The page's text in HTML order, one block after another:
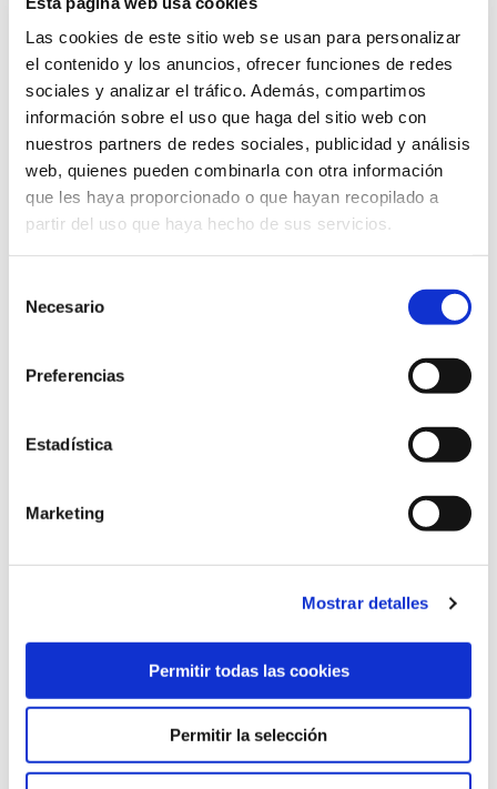
Las cookies de este sitio web se usan para personalizar
el contenido y los anuncios, ofrecer funciones de redes
sociales y analizar el tráfico. Además, compartimos
información sobre el uso que haga del sitio web con
nuestros partners de redes sociales, publicidad y análisis
web, quienes pueden combinarla con otra información
que les haya proporcionado o que hayan recopilado a
partir del uso que haya hecho de sus servicios.
Necesario
Preferencias
Estadística
Marketing
Mostrar detalles
Permitir todas las cookies
Permitir la selección
IKER MUÑOZ
65'
21
VÍCTOR MUÑOZ
45'
AURKARIAREN HAMAIKAKOAK
12 RICARDO RODRÍGUEZ